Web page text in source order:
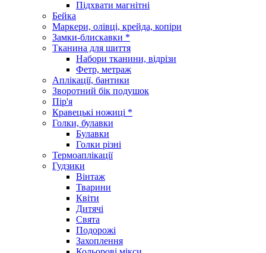
Підхвати магнітні
Бейка
Маркери, олівці, крейда, копіри
Замки-блискавки *
Тканина для шиття
Набори тканини, відрізи
Фетр, метраж
Аплікації, бантики
Зворотний бік подушок
Пір'я
Кравецькі ножиці *
Голки, булавки
Булавки
Голки різні
Термоаплікації
Гудзики
Вінтаж
Тварини
Квіти
Дитячі
Свята
Подорожі
Захоплення